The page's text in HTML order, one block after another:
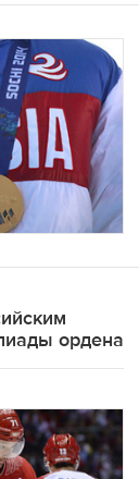
ордена